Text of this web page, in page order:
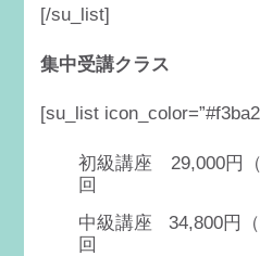
[/su_list]
集中受講クラス
[su_list
初級講座 29,000円
回
中級講座 34,800円
回